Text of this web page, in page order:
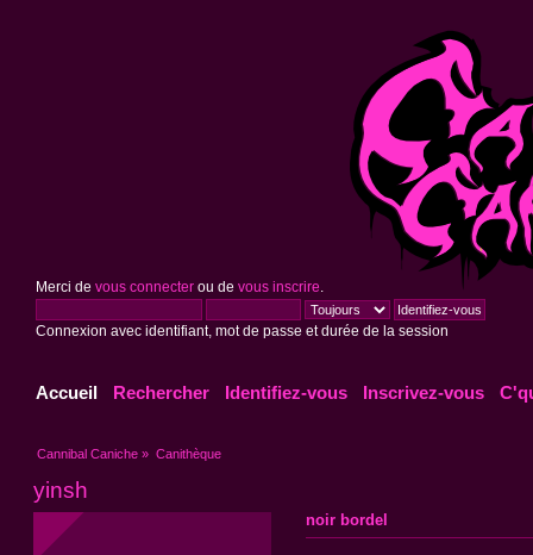
Merci de vous connecterou de vous inscrire
Connexion avec identifiant, mot de passe et durée de la session
Accueil Rechercher Identifiez-vous Inscrivez-vous
Cannibal Caniche » Canithèque
yinsh
noir bordel